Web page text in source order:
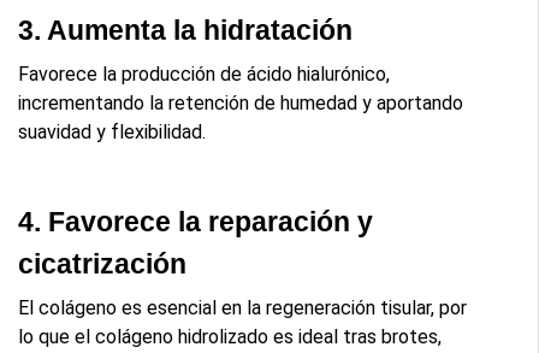
3. Aumenta la hidratación
Favorece la producción de ácido hialurónico,
incrementando la retención de humedad y aportando
suavidad y flexibilidad.
4. Favorece la reparación y
cicatrización
El colágeno es esencial en la regeneración tisular, por
lo que el colágeno hidrolizado es ideal tras brotes,